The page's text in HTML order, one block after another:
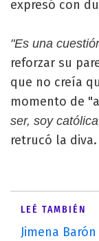
expresó con
"Es una
reforzar su
que no creía
momento de
ser, soy
retrucó la diva.
LEÉ TAMBIÉN
Jimena